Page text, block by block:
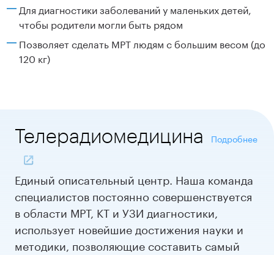
Для диагностики заболеваний у маленьких детей,
чтобы родители могли быть рядом
Позволяет сделать МРТ людям с большим весом (до
120 кг)
Телерадиомедицина Подробнее
Единый описательный центр. Наша команда
специалистов постоянно совершенствуется
в области МРТ, КТ и УЗИ диагностики,
использует новейшие достижения науки и
методики, позволяющие составить самый